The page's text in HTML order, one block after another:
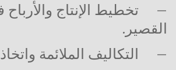
–
تخطيط الإنتاج
القصير.
–
التكاليف الملائمة